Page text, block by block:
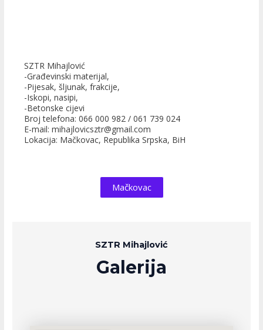
SZTR Mihajlović
-Građevinski materijal,
-Pijesak, šljunak, frakcije,
-Iskopi, nasipi,
-Betonske cijevi
Broj telefona: 066 000 982 / 061 739 024
E-mail: mihajlovicsztr@gmail.com
Lokacija: Mačkovac, Republika Srpska, BiH
Mačkovac
SZTR Mihajlović
Galerija